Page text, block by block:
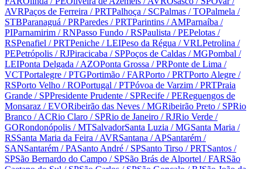
AVRPaços de Ferreira / PRTPalhoça / SCPalmas / TOPalmela /
STBParanaguá / PRParedes / PRTParintins / AMParnaíba /
PIParnamirim / RNPasso Fundo / RSPaulista / PEPelotas /
RSPenafiel / PRTPeniche / LEIPeso da Régua / VRLPetrolina /
PEPetrópolis / RJPiracicaba / SPPoços de Caldas / MGPombal /
LEIPonta Delgada / AZOPonta Grossa / PRPonte de Lima /
VCTPortalegre / PTGPortimão / FARPorto / PRTPorto Alegre /
RSPorto Velho / ROPortugal / PTPóvoa de Varzim / PRTPraia
Grande / SPPresidente Prudente / SPRecife / PEReguengos de
Monsaraz / EVORibeirão das Neves / MGRibeirão Preto / SPRio
Branco / ACRio Claro / SPRio de Janeiro / RJRio Verde /
GORondonópolis / MTSalvadorSanta Luzia / MGSanta Maria /
RSSanta Maria da Feira / AVRSantana / APSantarém /
SANSantarém / PASanto André / SPSanto Tirso / PRTSantos /
SPSão Bernardo do Campo / SPSão Brás de Alportel / FARSão